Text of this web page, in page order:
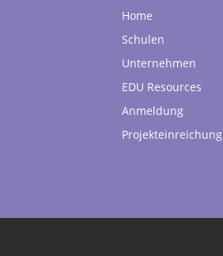
Home
Schulen
Unternehmen
EDU Resources
Anmeldung
Projekteinreichung